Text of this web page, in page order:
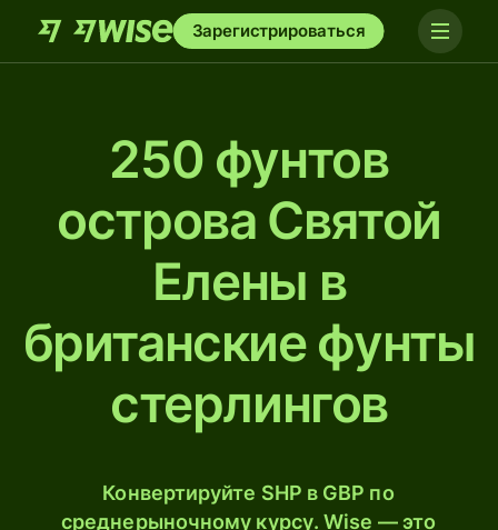
Зарегистрироваться
250 фунтов
острова Святой
Елены в
британские фунты
стерлингов
Конвертируйте SHP в GBP по
среднерыночному курсу. Wise — это